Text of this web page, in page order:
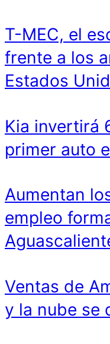
T-MEC, el
frente a los
Estados
Kia invertirá
primer auto
Aumentan
empleo
Ventas de
y la nube se